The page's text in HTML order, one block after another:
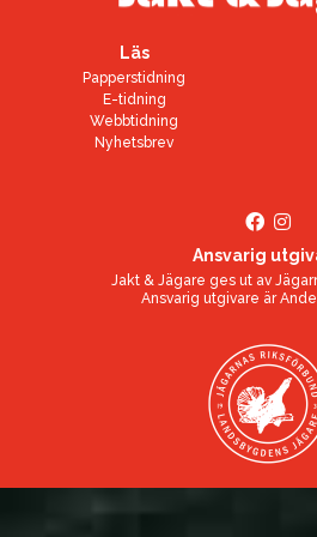
Läs
Papperstidning
E-tidning
Webbtidning
Nyhetsbrev
Ansvarig
Jakt & Jägare ges ut av
Ansvarig utgivare är